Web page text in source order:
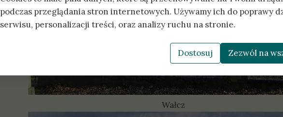
Wałcz
podczas przeglądania stron internetowych. Używamy ich do poprawy
serwisu, personalizacji treści, oraz analizy ruchu na stronie.
Dostosuj Zezwól na